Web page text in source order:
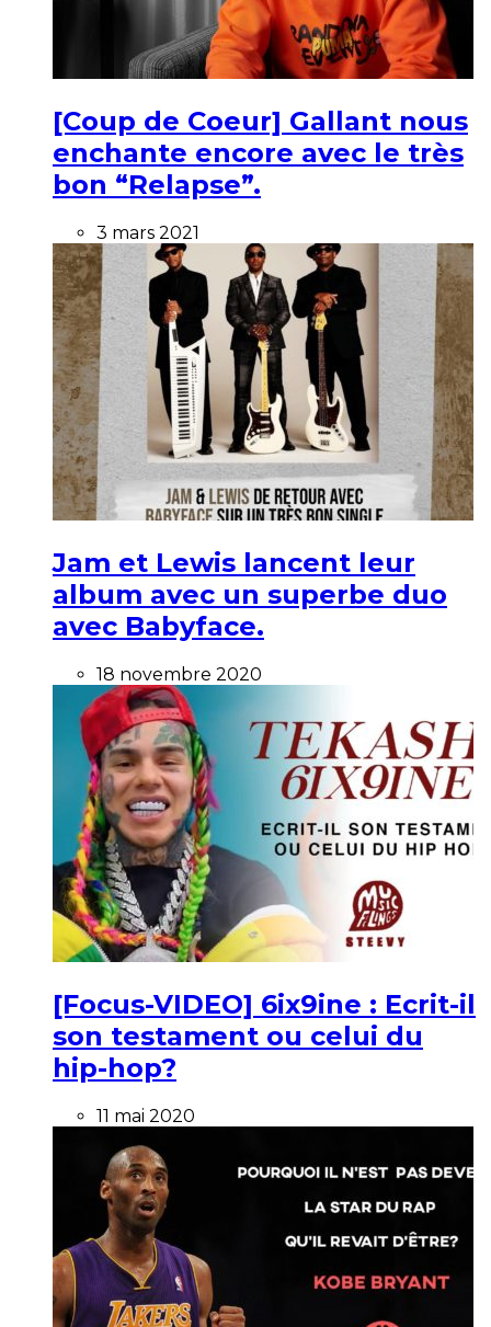
[Coup de Coeur] Gallant nous
enchante encore avec le très
bon “Relapse”.
3 mars 2021
Jam et Lewis lancent leur
album avec un superbe duo
avec Babyface.
18 novembre 2020
[Focus-VIDEO] 6ix9ine : Ecrit-il
son testament ou celui du
hip-hop?
11 mai 2020